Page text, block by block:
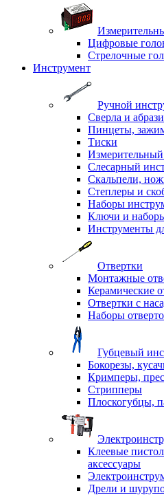
Цифровые
Стрелочные
Инструмент
Ручной
Сверла и
Пинцеты,
Тиски
Слесарный
Скальпели,
Степлеры и
Наборы
Ключи и
Инструменты
Отвертки
Монтажные
Керамические
Отвертки с
Наборы
Губцевый
Бокорезы,
Кримперы,
Стрипперы
Плоскогубцы,
Клеевые
аксессуары
Дрели и